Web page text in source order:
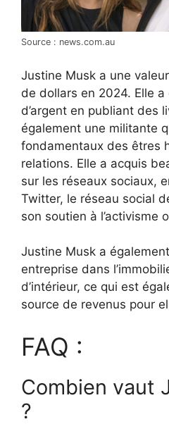
Source : news.com.au
Justine Musk a une
de dollars en 2024. Elle
d’argent en publiant des
également une militante
fondamentaux des êtres
relations. Elle a acquis
sur les réseaux sociaux,
Twitter, le réseau social
son soutien à l’activisme
Justine Musk a
entreprise dans
d’intérieur, ce qui est
source de revenus pour
FAQ :
Combien vaut
?